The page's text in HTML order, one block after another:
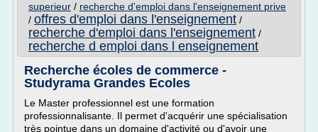
superieur / recherche d'emploi dans l'enseignement prive
/ offres d'emploi dans l'enseignement /
recherche d'emploi dans l'enseignement /
recherche d emploi dans l enseignement
Recherche écoles de commerce -
Studyrama Grandes Ecoles
Le Master professionnel est une formation
professionnalisante. Il permet d'acquérir une spécialisation
très pointue dans un domaine d'activité ou d'avoir une